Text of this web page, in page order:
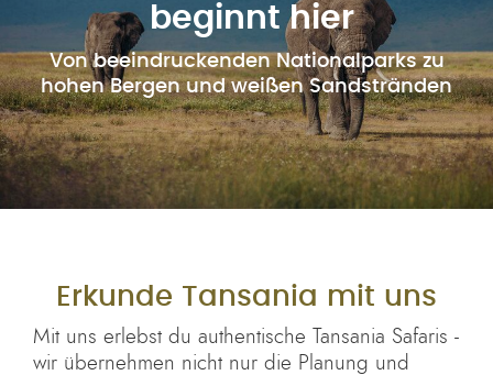
beginnt hier
Von beeindruckenden Nationalparks zu
hohen Bergen und weißen Sandstränden
Erkunde Tansania mit uns
Mit uns erlebst du authentische Tansania Safaris -
wir übernehmen nicht nur die Planung und